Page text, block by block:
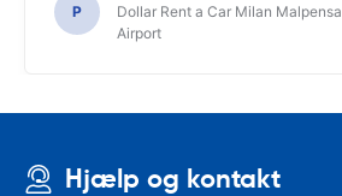
P
Dollar Rent a Car Milan Malpensa
Airport
Hjælp og kontakt